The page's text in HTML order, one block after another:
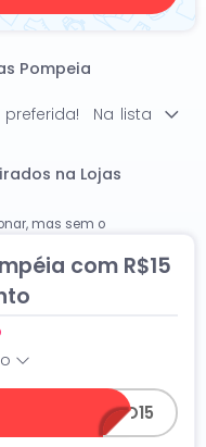
Pompeia
Na lista
ainda mais e
pelo menos
da Lojas
atualizadas
na Lojas
mas sem o
com R$15
BEMVINDO15